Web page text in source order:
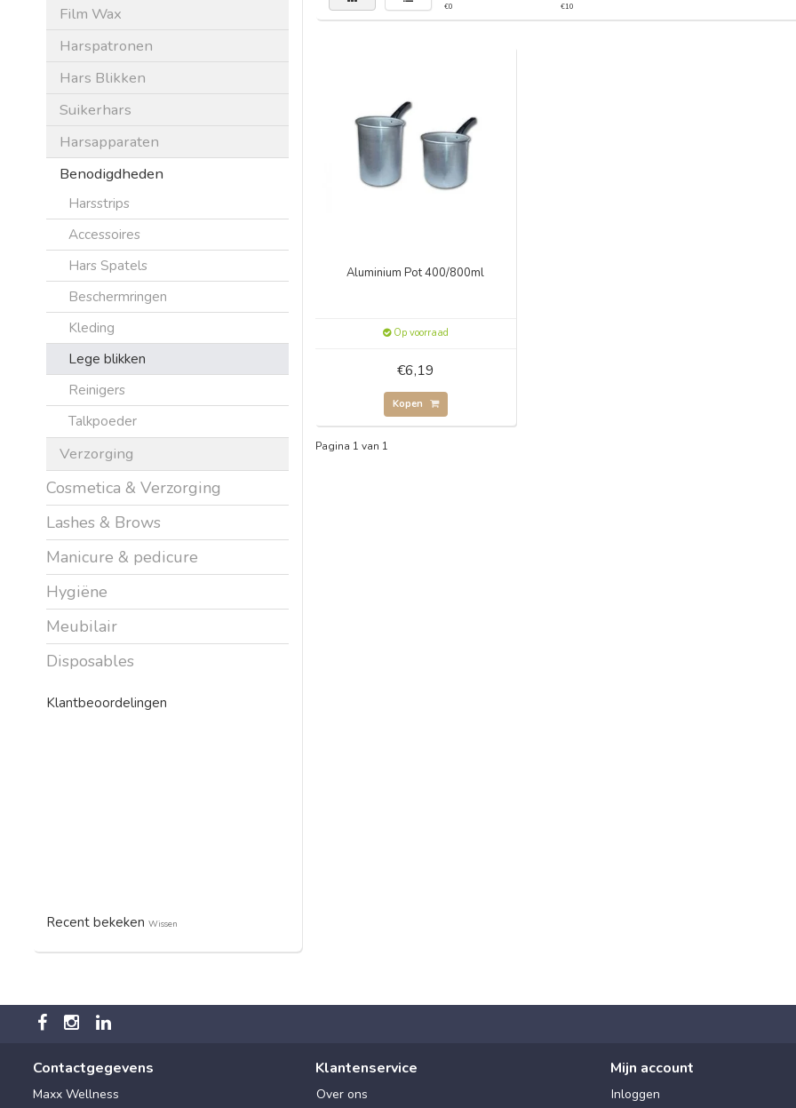
Film Wax
Harspatronen
Hars Blikken
Suikerhars
Harsapparaten
Benodigdheden
Harsstrips
Accessoires
Hars Spatels
Beschermringen
Kleding
Lege blikken
Reinigers
Talkpoeder
Verzorging
Cosmetica & Verzorging
Lashes & Brows
Manicure & pedicure
Hygiëne
Meubilair
Disposables
Klantbeoordelingen
Recent bekeken Wissen
€0 €10
Aluminium Pot 400/800ml
Op voorraad
€6,19
Kopen
Pagina 1 van 1
Contactgegevens
Maxx Wellness
Klantenservice
Over ons
Mijn account
Inloggen